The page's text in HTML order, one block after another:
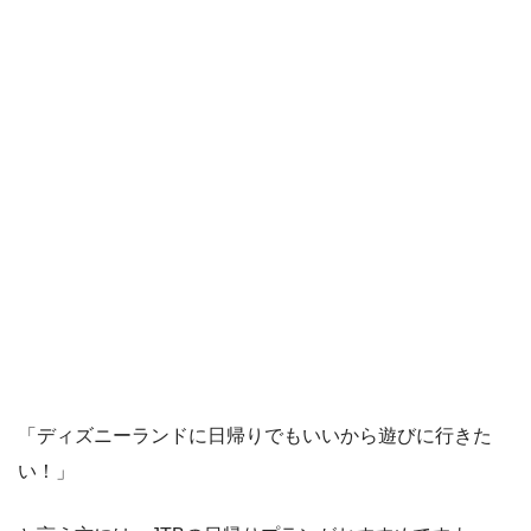
「ディズニーランドに日帰りでもいいから遊びに行きた
い！」